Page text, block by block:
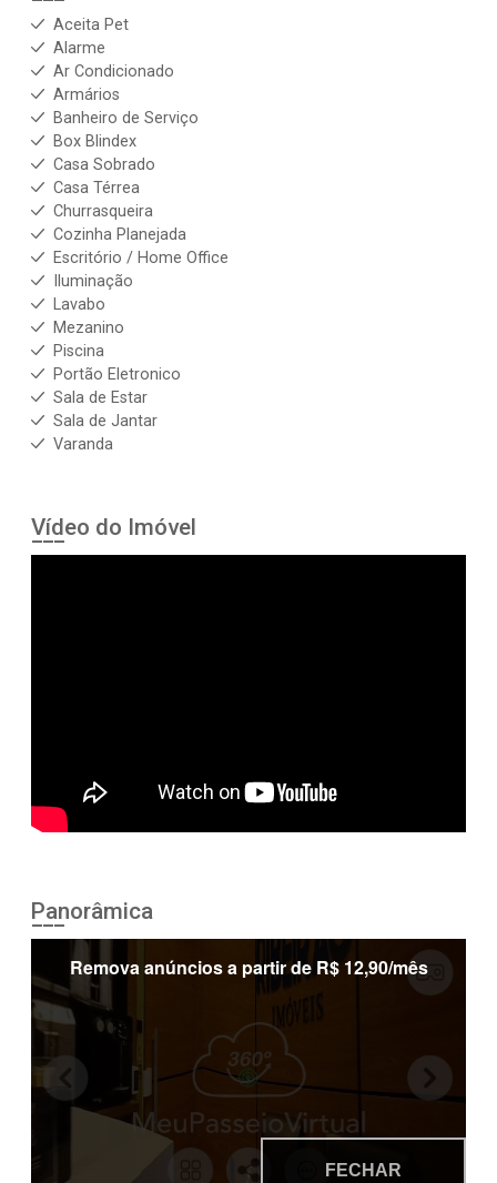
Aceita Pet
Alarme
Ar Condicionado
Armários
Banheiro de Serviço
Box Blindex
Casa Sobrado
Casa Térrea
Churrasqueira
Cozinha Planejada
Escritório / Home Office
Iluminação
Lavabo
Mezanino
Piscina
Portão Eletronico
Sala de Estar
Sala de Jantar
Varanda
Vídeo do Imóvel
Panorâmica